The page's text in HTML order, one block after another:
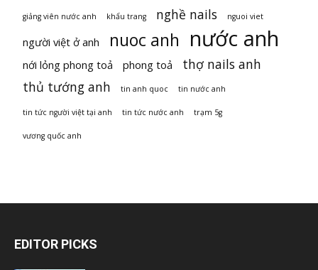
giảng viên nước anh khẩu trang nghề nails nguoi viet
người việt ở anh nuoc anh nước anh
nới lỏng phong toả phong toả
thợ nails anh
thủ tướng anh
tin anh quoc tin nước anh
tin tức người việt tại anh tin tức nước anh trạm 5g
vương quốc anh
EDITOR PICKS